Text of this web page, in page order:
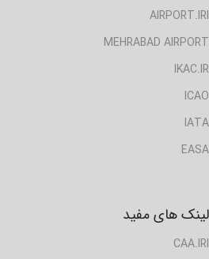
AIRPORT.IRI
MEHRABAD AIRPORT
IKAC.IR
ICAO
IATA
EASA
لینک های مفید
CAA.IRI